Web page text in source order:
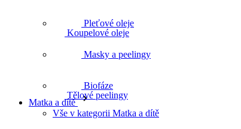
Koupelové oleje
Tělové peelingy
Pleťové oleje
Masky a peelingy
Biofáze
Matka a dítě
Vše v kategorii Matka a dítě